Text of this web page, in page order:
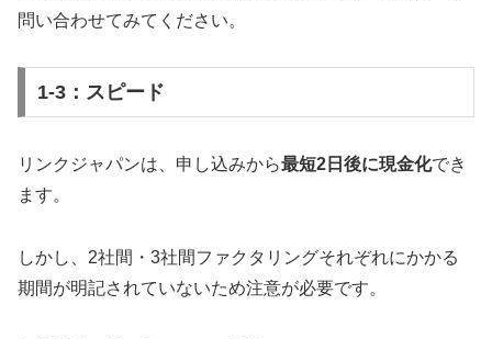
問い合わせてみてください。
1-3：スピード
リンクジャパンは、申し込みから最短2日後に現金化でき
ます。
しかし、2社間・3社間ファクタリングそれぞれにかかる
期間が明記されていないため注意が必要です。